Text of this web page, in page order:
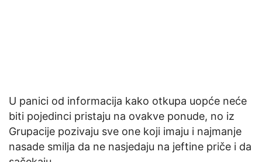
U panici od informacija kako otkupa uopće neće
biti pojedinci pristaju na ovakve ponude, no iz
Grupacije pozivaju sve one koji imaju i najmanje
nasade smilja da ne nasjedaju na jeftine priče i da